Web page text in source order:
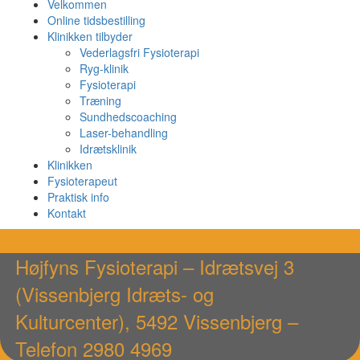
Velkommen
Online tidsbestilling
Klinikken tilbyder
Vederlagsfri Fysioterapi
Ryg-klinik
Fysioterapi
Træning
Sundhedscoaching
Laser-behandling
Idrætsklinik
Klinikken
Fysioterapeut
Praktisk info
Kontakt
Højfyns Fysioterapi – Idrætsvej 3
(Vissenbjerg Idræts- og
Kulturcenter), 5492 Vissenbjerg –
Telefon 2980 4969